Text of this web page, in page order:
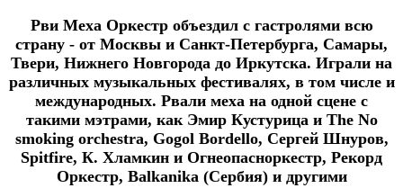
Рви Меха Оркестр объездил с гастролями всю
страну - от Москвы и Санкт-Петербурга, Самары,
Твери, Нижнего Новгорода до Иркутска. Играли на
различных музыкальных фестивалях, в том числе и
международных. Рвали меха на одной сцене с
такими мэтрами, как Эмир Кустурица и The No
smoking orchestra, Gogol Bordello, Сергей Шнуров,
Spitfire, К. Хламкин и Огнеопасноркестр, Рекорд
Оркестр, Balkanika (Сербия) и другими